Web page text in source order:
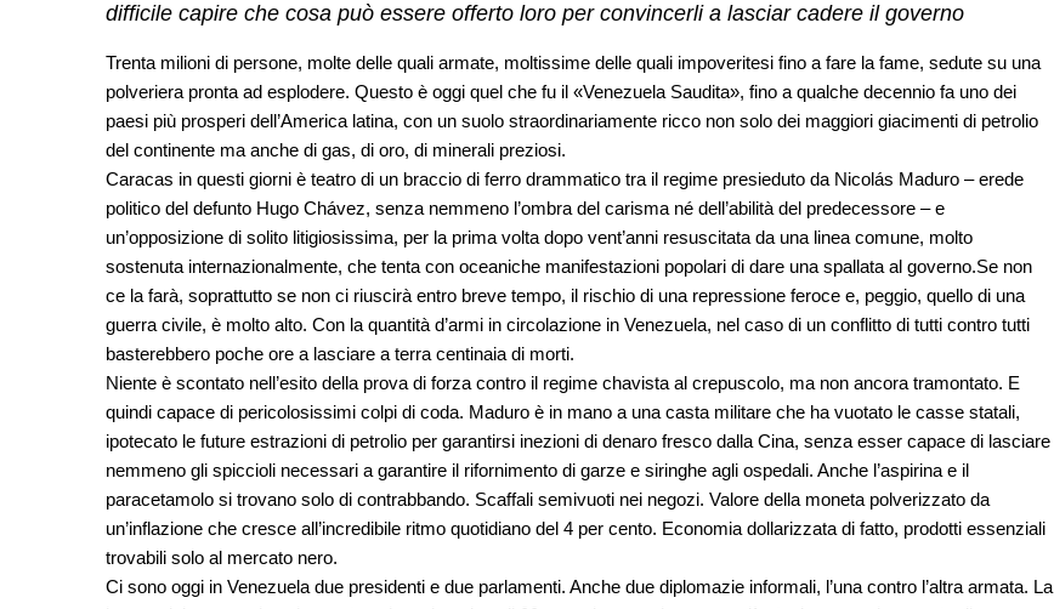
difficile capire che cosa può essere offerto loro per convincerli a lasciar cadere il governo
Trenta milioni di persone, molte delle quali armate, moltissime delle quali impoveritesi fino a fare la fame, sedute su una
polveriera pronta ad esplodere. Questo è oggi quel che fu il «Venezuela Saudita», fino a qualche decennio fa uno dei
paesi più prosperi dell’America latina, con un suolo straordinariamente ricco non solo dei maggiori giacimenti di petrolio
del continente ma anche di gas, di oro, di minerali preziosi.
Caracas in questi giorni è teatro di un braccio di ferro drammatico tra il regime presieduto da Nicolás Maduro – erede
politico del defunto Hugo Chávez, senza nemmeno l’ombra del carisma né dell’abilità del predecessore – e
un’opposizione di solito litigiosissima, per la prima volta dopo vent’anni resuscitata da una linea comune, molto
sostenuta internazionalmente, che tenta con oceaniche manifestazioni popolari di dare una spallata al governo.Se non
ce la farà, soprattutto se non ci riuscirà entro breve tempo, il rischio di una repressione feroce e, peggio, quello di una
guerra civile, è molto alto. Con la quantità d’armi in circolazione in Venezuela, nel caso di un conflitto di tutti contro tutti
basterebbero poche ore a lasciare a terra centinaia di morti.
Niente è scontato nell’esito della prova di forza contro il regime chavista al crepuscolo, ma non ancora tramontato. E
quindi capace di pericolosissimi colpi di coda. Maduro è in mano a una casta militare che ha vuotato le casse statali,
ipotecato le future estrazioni di petrolio per garantirsi inezioni di denaro fresco dalla Cina, senza esser capace di lasciare
nemmeno gli spiccioli necessari a garantire il rifornimento di garze e siringhe agli ospedali. Anche l’aspirina e il
paracetamolo si trovano solo di contrabbando. Scaffali semivuoti nei negozi. Valore della moneta polverizzato da
un’inflazione che cresce all’incredibile ritmo quotidiano del 4 per cento. Economia dollarizzata di fatto, prodotti essenziali
trovabili solo al mercato nero.
Ci sono oggi in Venezuela due presidenti e due parlamenti. Anche due diplomazie informali, l’una contro l’altra armata. La